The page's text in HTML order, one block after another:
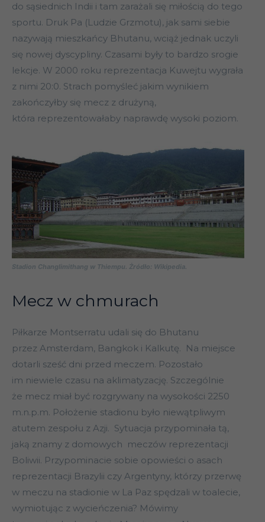
do sąsiednich Indii i tam zarażali się miłością do tego
sportu. Druk Pa (Ludzie Grzmotu), jak sami siebie
nazywają mieszkańcy Bhutanu, wciąż jednak uczyli
się nowej dyscypliny. Czasami były to bardzo srogie
lekcje. W 2000 roku reprezentacja Kuwejtu wygrała
z nimi 20:0. Strach pomyśleć jakim wynikiem
zakończyłby się mecz z drużyną,
która reprezentowałaby naprawdę wysoki poziom.
Stadion Changlimithang w Thiempu. Żródło: Wikipedia.
Mecz w chmurach
Piłkarze Montserratu udali się do Bhutanu
przez Amsterdam, Bangkok i Kalkutę. Na miejsce
dotarli sześć dni przed meczem. Pozostało
im niewiele czasu na aklimatyzację. Szczególnie
że mecz miał być rozgrywany na wysokości 2250
m.n.p.m. Położenie stadionu było niewątpliwym
atutem zespołu z Azji. Sytuacja przypominała tą,
jaką znamy z domowych meczów reprezentacji
Boliwii. Przypominacie sobie opowieści o asach
reprezentacji Brazylii czy Argentyny, którzy przerwę
w meczu na stadionie w La Paz spędzali w toalecie,
wymiotując z wycieńczenia? Mówimy